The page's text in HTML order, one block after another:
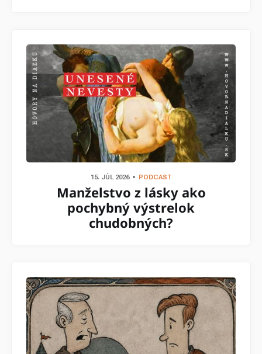
15. JÚL 2026 PODCAST
Manželstvo z lásky ako
pochybný výstrelok
chudobných?